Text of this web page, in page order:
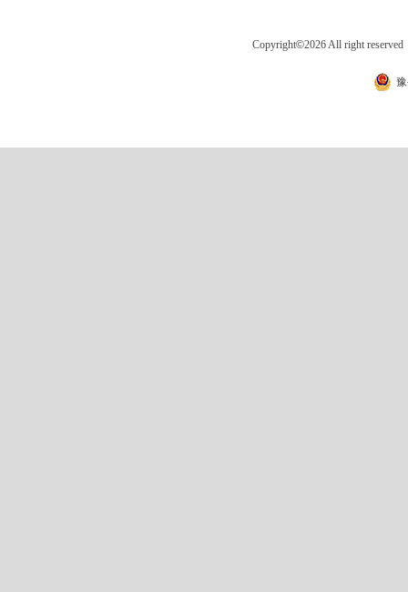
Copyright©2026 All right